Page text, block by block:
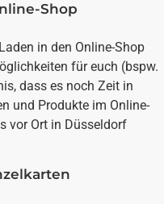
Shop
in den Online-Shop
für euch (bspw.
dass es noch Zeit in
und Produkte im Online-
vor Ort in Düsseldorf